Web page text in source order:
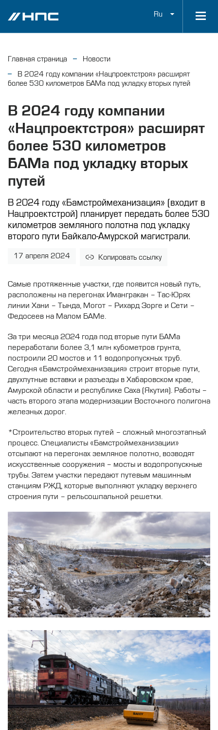
Ru
Главная страница
Новости
В 2024 году компании «Нацпроектстроя» расширят
более 530 километров БАМа под укладку вторых путей
В 2024 году компании
«Нацпроектстроя» расширят
более 530 километров
БАМа под укладку вторых
путей
В 2024 году «Бамстроймеханизация» (входит в
Нацпроектстрой) планирует передать более 530
километров земляного полотна под укладку
второго пути Байкало-Амурской магистрали.
17 апреля 2024 Копировать ссылку
Самые протяженные участки, где появится новый путь,
расположены на перегонах Имангракан – Тас-Юрях
линии Хани – Тында, Могот – Рихард Зорге и Сети –
Федосеев на Малом БАМе.
За три месяца 2024 года под вторые пути БАМа
переработали более 3,1 млн кубометров грунта,
построили 20 мостов и 11 водопропускных труб.
Сегодня «Бамстроймеханизация» строит вторые пути,
двухпутные вставки и разъезды в Хабаровском крае,
Амурской области и республике Саха (Якутия). Работы –
часть второго этапа модернизации Восточного полигона
железных дорог.
*Строительство вторых путей – сложный многоэтапный
процесс. Специалисты «Бамстроймеханизации»
отсыпают на перегонах земляное полотно, возводят
искусственные сооружения – мосты и водопропускные
трубы. Затем участки передают путевым машинным
станциям РЖД, которые выполняют укладку верхнего
строения пути – рельсошпальной решетки.